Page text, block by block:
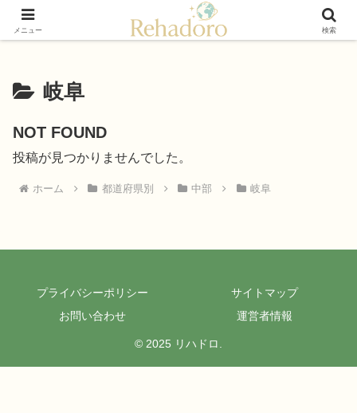
癒しと再発見の“黄金旅”ガイド
岐阜
NOT FOUND
投稿が見つかりませんでした。
ホーム 都道府県別 中部 岐阜
プライバシーポリシー
サイトマップ
お問い合わせ
運営者情報
© 2025 リハドロ.
メニュー 検索